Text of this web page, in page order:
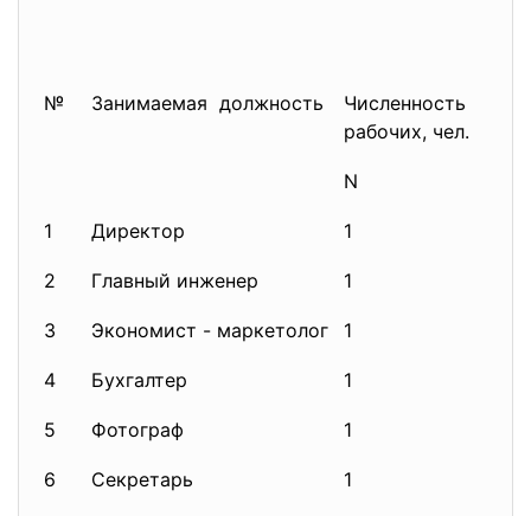
№ Занимаемая должность
Численность
рабочих, чел.
N
1
Директор 1
2 Главный инженер 1
3 Экономист - маркетолог 1
4 Бухгалтер 1
5 Фотограф 1
6 Секретарь 1